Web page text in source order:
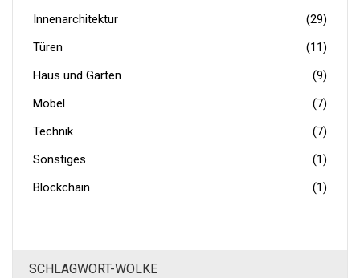
Innenarchitektur
(29)
Türen
(11)
Haus und Garten
(9)
Möbel
(7)
Technik
(7)
Sonstiges
(1)
Blockchain
(1)
SCHLAGWORT-WOLKE